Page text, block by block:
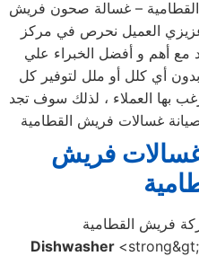
– غسالة صحون فريش
العميل نحرص في مركز
مع أهم و أفضل الخبراء علي
أي كلل أو ملل لتوفير كل
بها العملاء ، لذلك سوف تجد
غسالات فريش القطامية
فريش
Dishwasher <strong&gt;صيانة غسالة اطباق فريش